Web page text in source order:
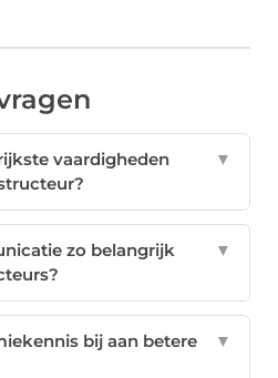
vaardigheden
▼
zo belangrijk
▼
bij aan betere
▼